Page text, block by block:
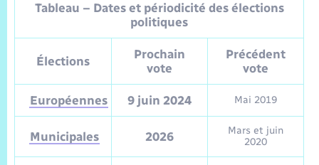
Tableau – Dates et périodicité des élections
politiques
Élections
Prochain
vote
Précédent
vote
Européennes 9 juin 2024 Mai 2019
Municipales 2026
Mars et juin
2020